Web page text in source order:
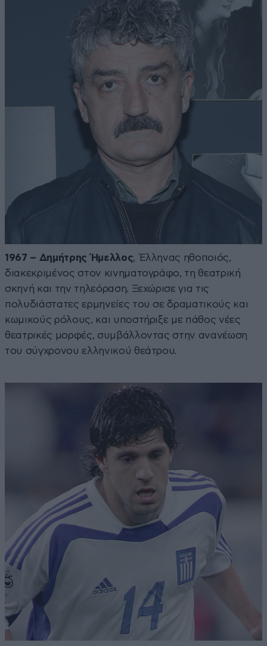
1967 – Δημήτρης Ήμελλος, Έλληνας ηθοποιός,
διακεκριμένος στον κινηματογράφο, τη θεατρική
σκηνή και την τηλεόραση. Ξεχώρισε για τις
πολυδιάστατες ερμηνείες του σε δραματικούς και
κωμικούς ρόλους, και υποστήριξε με πάθος νέες
θεατρικές μορφές, συμβάλλοντας στην ανανέωση
του σύγχρονου ελληνικού θεάτρου.